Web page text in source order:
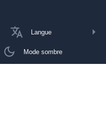
Langue
Mode sombre